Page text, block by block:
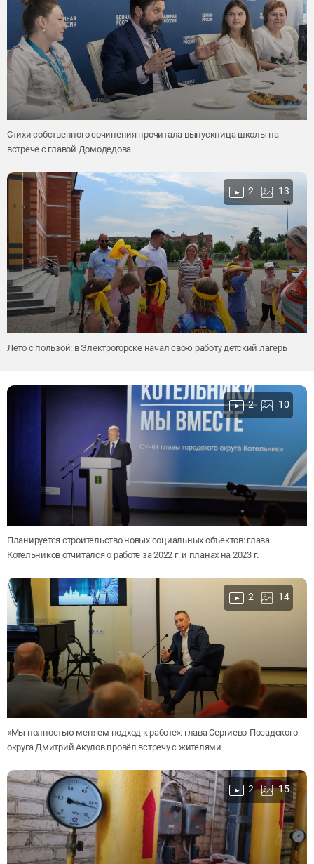
Стихи собственного сочинения прочитала выпускница школы на
встрече с главой Домодедова
2 13
Лето с пользой: в Электрогорске начал свою работу детский лагерь
2 10
Планируется строительство новых социальных объектов: глава
Котельников отчитался о работе за 2022 г. и планах на 2023 г.
2 14
«Мы полностью меняем подход к работе»: глава Сергиево-Посадского
округа Дмитрий Акулов провёл встречу с жителями
2 15